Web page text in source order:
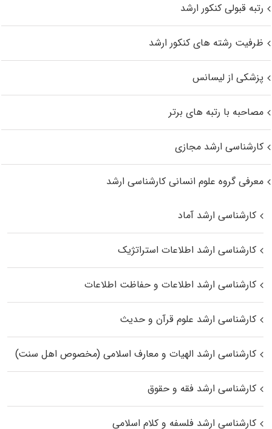
رتبه قبولی کنکور ارشد
ظرفیت رشته های کنکور ارشد
پزشکی از لیسانس
مصاحبه با رتبه های برتر
کارشناسی ارشد مجازی
معرفی گروه علوم انسانی کارشناسی ارشد
کارشناسی ارشد آماد
کارشناسی ارشد اطلاعات استراتژیک
کارشناسی ارشد اطلاعات و حفاظت اطلاعات
کارشناسی ارشد علوم قرآن و حدیث
کارشناسی ارشد الهیات و معارف اسلامی (مخصوص اهل سنت)
کارشناسی ارشد فقه و حقوق
کارشناسی ارشد فلسفه و کلام اسلامی